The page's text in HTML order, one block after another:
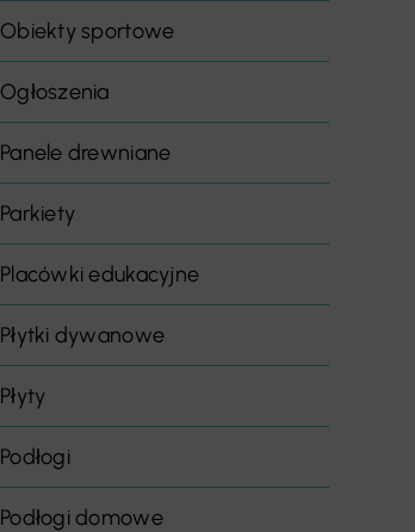
Obiekty sportowe
Ogłoszenia
Panele drewniane
Parkiety
Placówki edukacyjne
Płytki dywanowe
Płyty
Podłogi
Podłogi domowe